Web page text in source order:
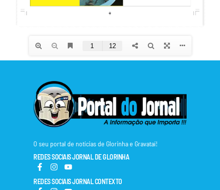
O seu portal de notícias de Glorinha e Gravataí!
REDES SOCIAIS JORNAL DE GLORINHA
REDES SOCIAIS JORNAL CONTEXTO